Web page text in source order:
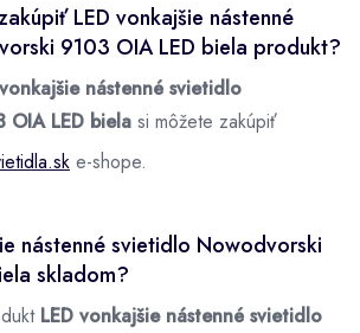
LED vonkajšie nástenné
9103 OIA LED biela produkt?
nástenné svietidlo
OIA LED biela si môžete zakúpiť
e-shope.
nástenné svietidlo Nowodvorski
skladom?
LED vonkajšie nástenné svietidlo